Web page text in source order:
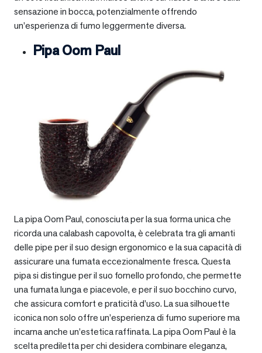
sensazione in bocca, potenzialmente offrendo
un’esperienza di fumo leggermente diversa.
Pipa Oom Paul
La pipa Oom Paul, conosciuta per la sua forma unica che
ricorda una calabash capovolta, è celebrata tra gli amanti
delle pipe per il suo design ergonomico e la sua capacità di
assicurare una fumata eccezionalmente fresca. Questa
pipa si distingue per il suo fornello profondo, che permette
una fumata lunga e piacevole, e per il suo bocchino curvo,
che assicura comfort e praticità d’uso. La sua silhouette
iconica non solo offre un’esperienza di fumo superiore ma
incarna anche un’estetica raffinata. La pipa Oom Paul è la
scelta prediletta per chi desidera combinare eleganza,